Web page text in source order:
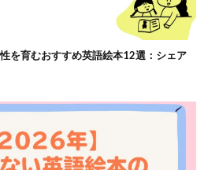
を育むおすすめ英語絵本12選：シェア